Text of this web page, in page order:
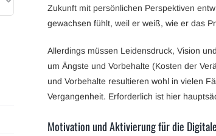
Zukunft mit persönlichen Perspektiven
gewachsen fühlt, weil er weiß, wie er das
Allerdings müssen Leidensdruck, Vision
um Ängste und Vorbehalte (Kosten der
und Vorbehalte resultieren wohl in vielen
Vergangenheit. Erforderlich ist hier
Motivation und Aktivierung für die